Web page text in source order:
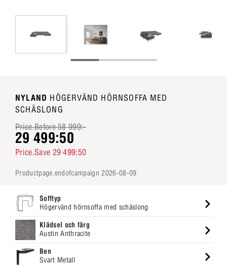
NYLAND HÖGERVÄND HÖRNSOFFA MED
SCHÄSLONG
Price.Before 58 999:-
29 499:50
Price.Save 29 499:50
productpage.endofcampaign 2026-08-09
Sofftyp
Högervänd hörnsoffa med schäslong
Klädsel och färg
Austin Anthracite
Ben
Svart Metall